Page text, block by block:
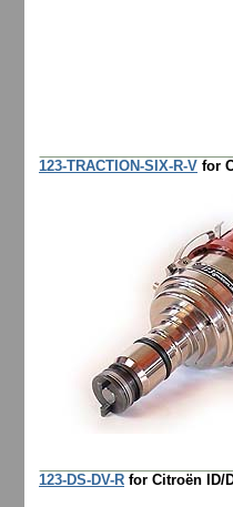
123-TRACTION-SIX-R-V for
123-DS-DV-R for Citroën ID/